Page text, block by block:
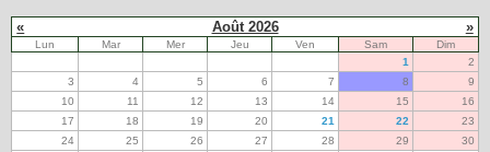
« Août 2026 »
Lun Mar Mer Jeu Ven Sam
Dim
1
2
3
4 5 6 7 8
9
10
11 12 13 14 15
16
17
18 19 20 21 22
23
24
25 26 27 28 29
30